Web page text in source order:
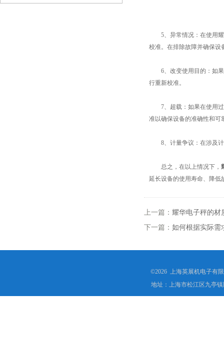
5、异常情况：在使用耀
校准。在排除故障并确保设
6、改变使用目的：如果
行重新校准。
7、超载：如果在使用过
准以确保设备的准确性和可
8、计量争议：在涉及计
总之，在以上情况下，
延长设备的使用寿命、降低
上一篇： 耀华电子秤的材
下一篇： 如何根据实际需
©2026 上海英展机电子有
地址：上海市松江区九亭镇